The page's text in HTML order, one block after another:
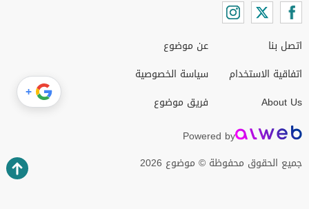
اتصل بنا
اتفاقية الاستخدام
About Us
عن موضوع
سياسة الخصوصية
فريق موضوع
Powered by
جميع الحقوق محفوظة © موضوع 2026
+